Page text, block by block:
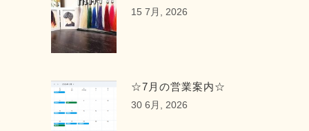
15 7月, 2026
☆7月の営業案内☆
30 6月, 2026